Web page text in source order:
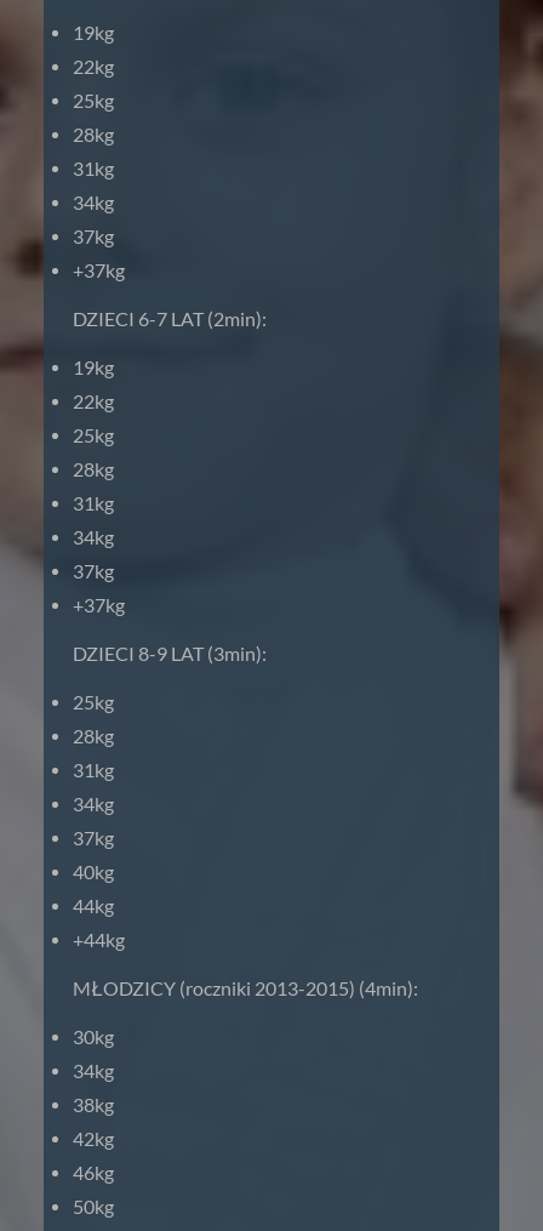
19kg
22kg
25kg
28kg
31kg
34kg
37kg
+37kg
DZIECI 6-7 LAT (2min):
19kg
22kg
25kg
28kg
31kg
34kg
37kg
+37kg
DZIECI 8-9 LAT (3min):
25kg
28kg
31kg
34kg
37kg
40kg
44kg
+44kg
MŁODZICY (roczniki 2013-2015) (4min):
30kg
34kg
38kg
42kg
46kg
50kg